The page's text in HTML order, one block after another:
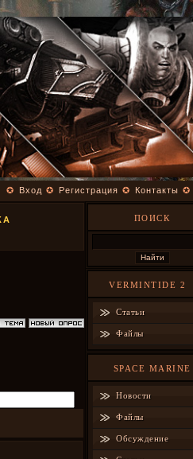
✪ Вход ✪ Регистрация ✪ Контакты ✪
ПОИСК
VERMINTIDE 2
Статьи
Файлы
SPACE MARINE
Новости
Файлы
Обсуждение